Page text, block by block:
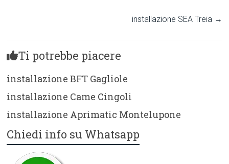
installazione SEA Treia →
Ti potrebbe piacere
installazione BFT Gagliole
installazione Came Cingoli
installazione Aprimatic Montelupone
Chiedi info su Whatsapp